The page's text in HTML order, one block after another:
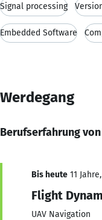
Signal processing
Embedded Software
Werdegang
Berufserfahrung
Bis heute 11
Flight
UAV Navigation